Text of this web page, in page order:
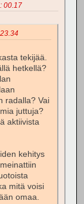
00.17
tekijää.
hetkellä?
radalla? Vai
juttuja?
aktiivista
kehitys
mitä voisi
omaa.